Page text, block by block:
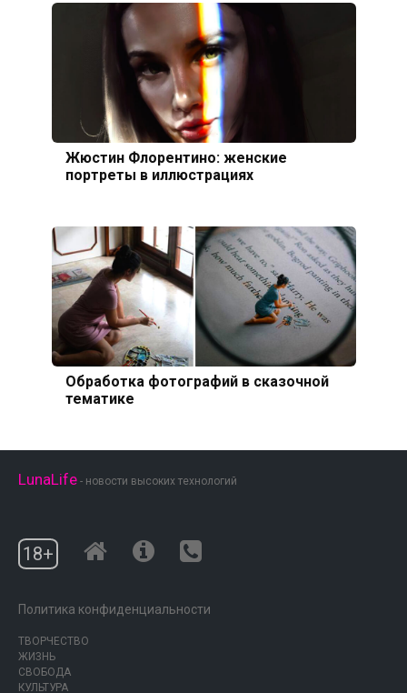
Жюстин Флорентино: женские
портреты в иллюстрациях
Обработка фотографий в сказочной
тематике
LunaLife - новости высоких технологий
18+
Политика конфиденциальности
ТВОРЧЕСТВО
ЖИЗНЬ
СВОБОДА
КУЛЬТУРА